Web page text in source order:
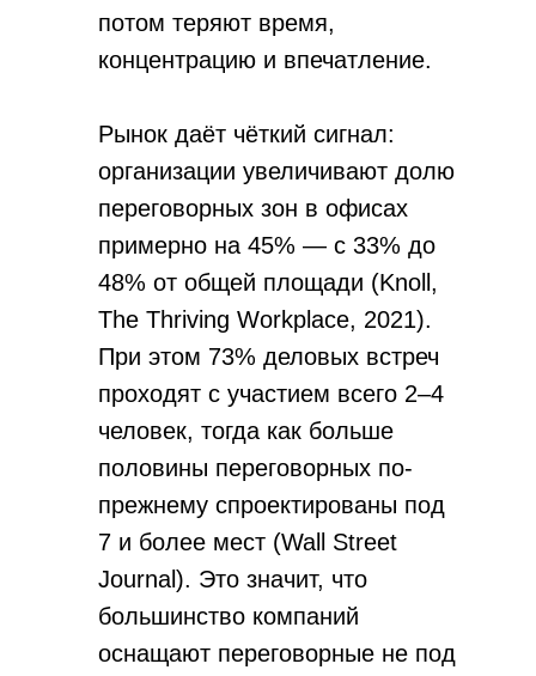
потом теряют время,
концентрацию и впечатление.
Рынок даёт чёткий сигнал:
организации увеличивают долю
переговорных зон в офисах
примерно на 45% — с 33% до
48% от общей площади (Knoll,
The Thriving Workplace, 2021).
При этом 73% деловых встреч
проходят с участием всего 2–4
человек, тогда как больше
половины переговорных по-
прежнему спроектированы под
7 и более мест (Wall Street
Journal). Это значит, что
большинство компаний
оснащают переговорные не под